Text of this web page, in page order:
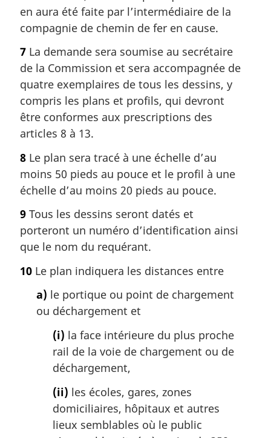
en aura été faite par l’intermédiaire de la
compagnie de chemin de fer en cause.
7 La demande sera soumise au secrétaire
de la Commission et sera accompagnée de
quatre exemplaires de tous les dessins, y
compris les plans et profils, qui devront
être conformes aux prescriptions des
articles 8 à 13.
8 Le plan sera tracé à une échelle d’au
moins 50 pieds au pouce et le profil à une
échelle d’au moins 20 pieds au pouce.
9 Tous les dessins seront datés et
porteront un numéro d’identification ainsi
que le nom du requérant.
10 Le plan indiquera les distances entre
a) le portique ou point de chargement
ou déchargement et
(i) la face intérieure du plus proche
rail de la voie de chargement ou de
déchargement,
(ii) les écoles, gares, zones
domiciliaires, hôpitaux et autres
lieux semblables où le public